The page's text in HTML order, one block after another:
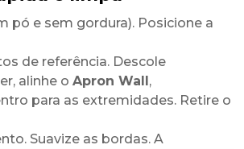
pó e sem gordura). Posicione a
de referência. Descole
alinhe o Apron Wall,
para as extremidades. Retire o
Suavize as bordas. A